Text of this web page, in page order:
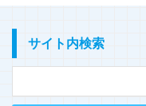
サイト内検索